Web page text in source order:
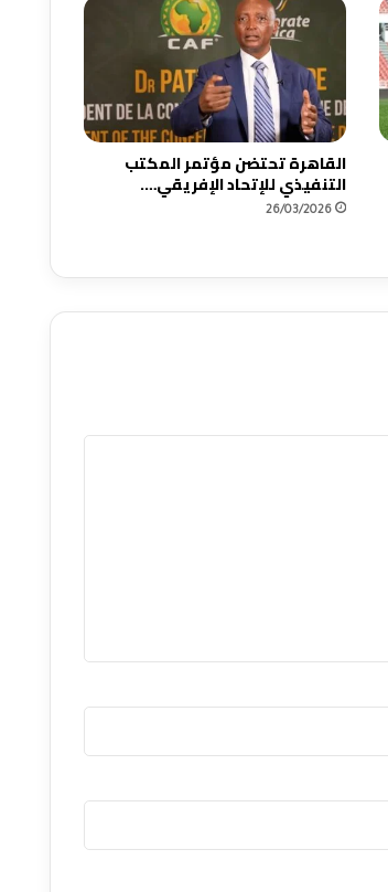
القاهرة تحتضن مؤتمر المكتب
التنفيذي للإتحاد الإفريقي….
26/03/2026